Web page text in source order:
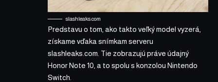
slashleaks.com
Predstavu o tom, ako takto veľký model vyzerá,
získame vďaka snímkam serveru
slashleaks.com . Tie zobrazujú práve údajný
Honor Note 10, a to spolu s konzolou Nintendo
Switch.